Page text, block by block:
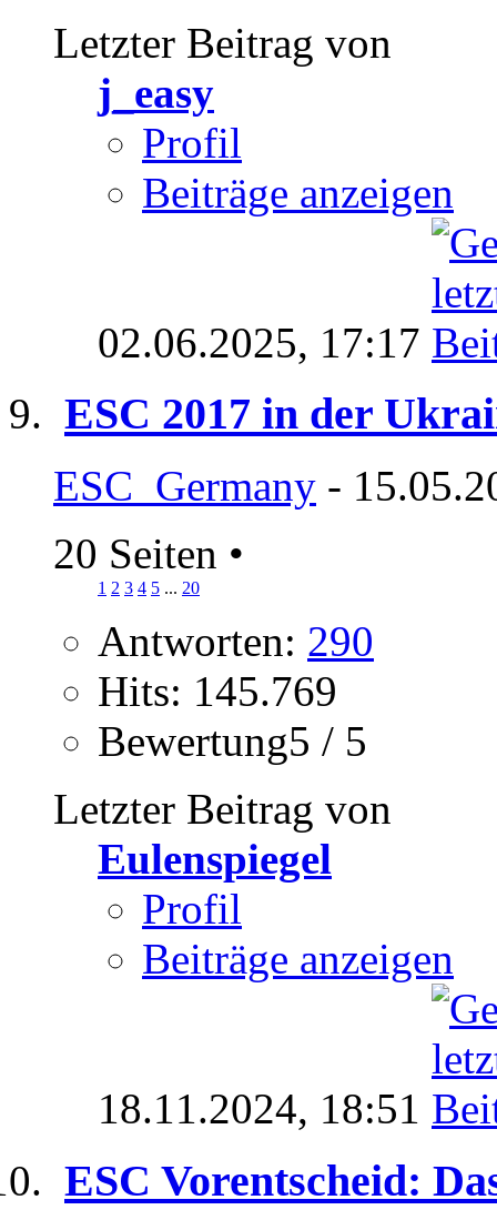
Letzter Beitrag von
j_easy
Profil
Beiträge anzeigen
02.06.2025, 17:17
ESC 2017 in der
ESC_Germany -
20 Seiten •
1 2 3 4 5 ... 20
Antworten: 290
Hits: 145.769
Bewertung5 / 5
Letzter Beitrag von
Eulenspiegel
Profil
Beiträge anzeigen
18.11.2024, 18:51
ESC Vorentscheid: